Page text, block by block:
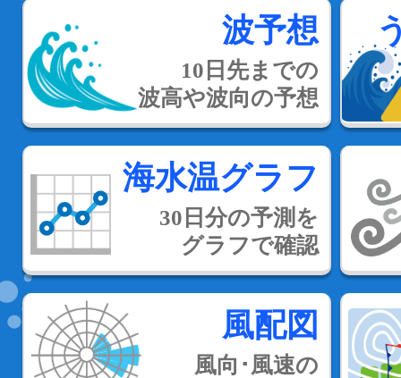
波予想
10日先までの
波高や波向の予想
海水温グラフ
30日分の予測を
グラフで確認
風配図
風向･風速の